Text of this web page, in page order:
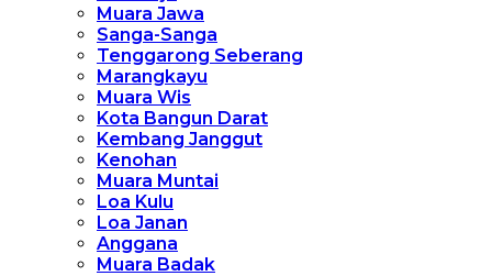
Muara Jawa
Sanga-Sanga
Tenggarong Seberang
Marangkayu
Muara Wis
Kota Bangun Darat
Kembang Janggut
Kenohan
Muara Muntai
Loa Kulu
Loa Janan
Anggana
Muara Badak